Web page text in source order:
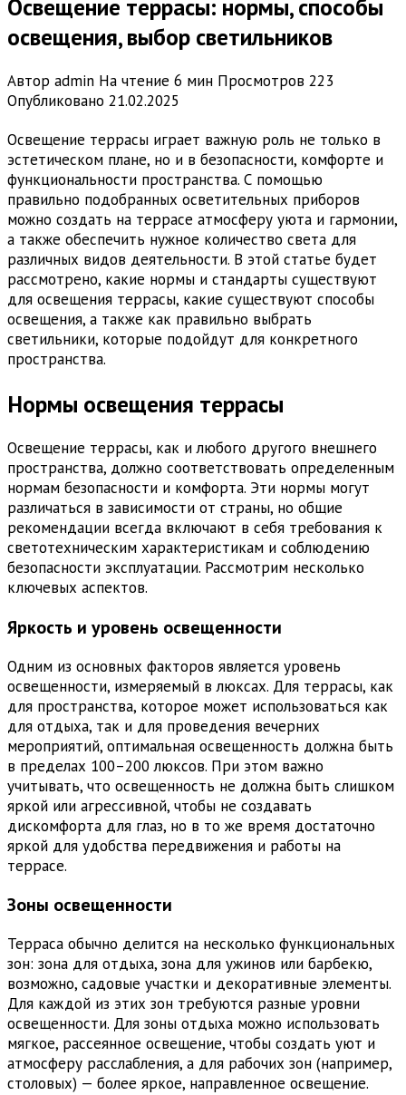
Освещение террасы: нормы, способы
освещения, выбор светильников
Автор admin На чтение 6 мин Просмотров 223
Опубликовано 21.02.2025
Освещение террасы играет важную роль не только в
эстетическом плане, но и в безопасности, комфорте и
функциональности пространства. С помощью
правильно подобранных осветительных приборов
можно создать на террасе атмосферу уюта и гармонии,
а также обеспечить нужное количество света для
различных видов деятельности. В этой статье будет
рассмотрено, какие нормы и стандарты существуют
для освещения террасы, какие существуют способы
освещения, а также как правильно выбрать
светильники, которые подойдут для конкретного
пространства.
Нормы освещения террасы
Освещение террасы, как и любого другого внешнего
пространства, должно соответствовать определенным
нормам безопасности и комфорта. Эти нормы могут
различаться в зависимости от страны, но общие
рекомендации всегда включают в себя требования к
светотехническим характеристикам и соблюдению
безопасности эксплуатации. Рассмотрим несколько
ключевых аспектов.
Яркость и уровень освещенности
Одним из основных факторов является уровень
освещенности, измеряемый в люксах. Для террасы, как
для пространства, которое может использоваться как
для отдыха, так и для проведения вечерних
мероприятий, оптимальная освещенность должна быть
в пределах 100–200 люксов. При этом важно
учитывать, что освещенность не должна быть слишком
яркой или агрессивной, чтобы не создавать
дискомфорта для глаз, но в то же время достаточно
яркой для удобства передвижения и работы на
террасе.
Зоны освещенности
Терраса обычно делится на несколько функциональных
зон: зона для отдыха, зона для ужинов или барбекю,
возможно, садовые участки и декоративные элементы.
Для каждой из этих зон требуются разные уровни
освещенности. Для зоны отдыха можно использовать
мягкое, рассеянное освещение, чтобы создать уют и
атмосферу расслабления, а для рабочих зон (например,
столовых) — более яркое, направленное освещение.